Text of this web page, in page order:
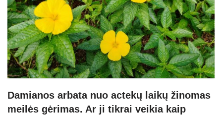
Damianos arbata nuo actekų laikų žinomas
meilės gėrimas. Ar ji tikrai veikia kaip